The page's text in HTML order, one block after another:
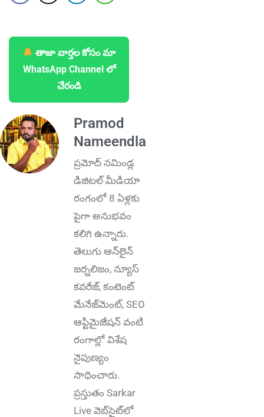
తాజా వార్తల కోసం మా
WhatsApp Channel లో
చేరండి
Pramod
Nameendla
ప్ర‌మోద్ న‌మిండ్ల‌
డిజిట‌ల్ మీడియా
రంగంలో 8 ఏళ్లకు
పైగా అనుభ‌వం
కలిగి ఉన్నారు.
తెలుగు ఆన్‌లైన్‌
జర్నలిజం, న్యూస్
కవరేజ్‌, కంటెంట్
మేనేజ్‌మెంట్‌, SEO
ఆప్టిమైజేషన్‌ వంటి
రంగాల్లో విశేష
నైపుణ్యం
సాధించారు.
ప్రస్తుతం Sarkar
Live వెబ్‌సైట్‌లో